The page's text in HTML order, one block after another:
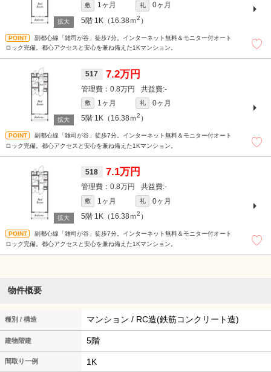
敷 1ヶ月 礼
0ヶ月
5階 1K（16.38ｍ2 ）
副都心線「雑司が谷」徒歩7分。インターネット無料＆モニター付オート
ロック完備。都心アクセスと安心を兼ね備えた1Kマンション。
517 7.2万円
0.8万円 -
敷 1ヶ月 礼
0ヶ月
5階 1K（16.38ｍ2 ）
副都心線「雑司が谷」徒歩7分。インターネット無料＆モニター付オート
ロック完備。都心アクセスと安心を兼ね備えた1Kマンション。
518 7.1万円
0.8万円 -
敷 1ヶ月 礼
0ヶ月
5階 1K（16.38ｍ2 ）
副都心線「雑司が谷」徒歩7分。インターネット無料＆モニター付オート
ロック完備。都心アクセスと安心を兼ね備えた1Kマンション。
物件概要
種別 / 構造 マンション / RC造(鉄筋コンクリート造)
建物階建 5階
間取り一例 1K